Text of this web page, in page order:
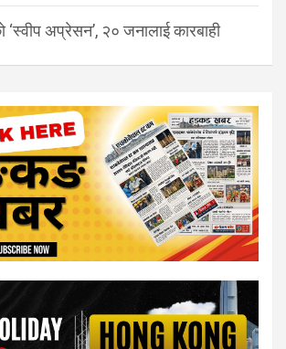
‘स्वीप अप्रेसन’, २० जनालाई कारबाही